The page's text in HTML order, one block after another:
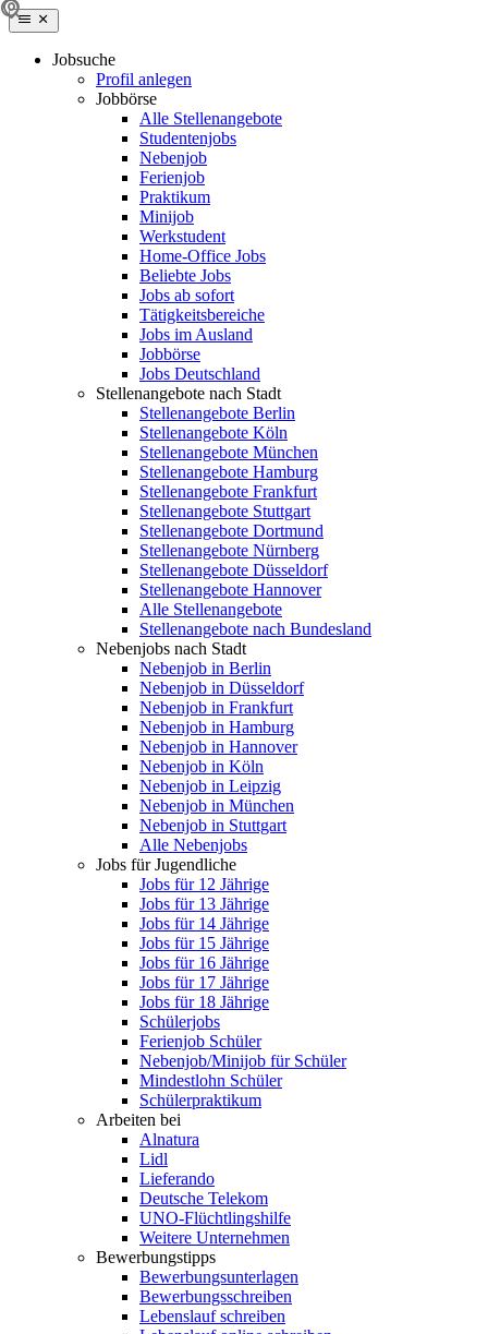
Jobsuche
Profil anlegen
Jobbörse
Alle Stellenangebote
Studentenjobs
Nebenjob
Ferienjob
Praktikum
Minijob
Werkstudent
Home-Office Jobs
Beliebte Jobs
Jobs ab sofort
Tätigkeitsbereiche
Jobs im Ausland
Jobbörse
Jobs Deutschland
Stellenangebote nach Stadt
Stellenangebote Berlin
Stellenangebote Köln
Stellenangebote München
Stellenangebote Hamburg
Stellenangebote Frankfurt
Stellenangebote Stuttgart
Stellenangebote Dortmund
Stellenangebote Nürnberg
Stellenangebote Düsseldorf
Stellenangebote Hannover
Alle Stellenangebote
Stellenangebote nach Bundesland
Nebenjobs nach Stadt
Nebenjob in Berlin
Nebenjob in Düsseldorf
Nebenjob in Frankfurt
Nebenjob in Hamburg
Nebenjob in Hannover
Nebenjob in Köln
Nebenjob in Leipzig
Nebenjob in München
Nebenjob in Stuttgart
Alle Nebenjobs
Jobs für Jugendliche
Jobs für 12 Jährige
Jobs für 13 Jährige
Jobs für 14 Jährige
Jobs für 15 Jährige
Jobs für 16 Jährige
Jobs für 17 Jährige
Jobs für 18 Jährige
Schülerjobs
Ferienjob Schüler
Nebenjob/Minijob für Schüler
Mindestlohn Schüler
Schülerpraktikum
Arbeiten bei
Alnatura
Lidl
Lieferando
Deutsche Telekom
UNO-Flüchtlingshilfe
Weitere Unternehmen
Bewerbungstipps
Bewerbungsunterlagen
Bewerbungsschreiben
Lebenslauf schreiben